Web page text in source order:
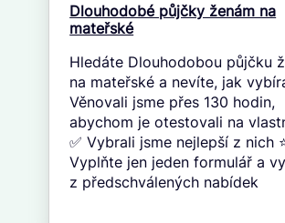
Dlouhodobé půjčky ženám na
mateřské
Hledáte Dlouhodobou půjčku
na mateřské a nevíte, jak
Věnovali jsme přes 130 hodin,
abychom je otestovali na
✅ Vybrali jsme nejlepší z nich
Vyplňte jen jeden formulář a
z předschválených nabídek